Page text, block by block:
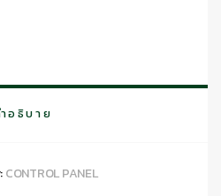
อธิบาย
CONTROL PANEL